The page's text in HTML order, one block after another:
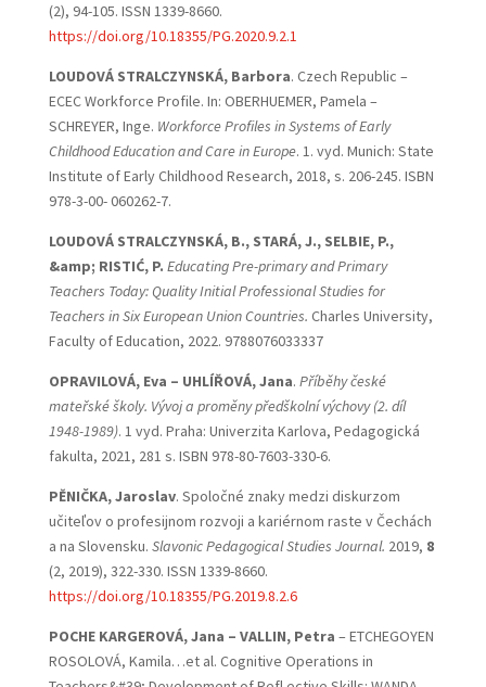
(2), 94-105. ISSN 1339-8660.
https://doi.org/10.18355/PG.2020.9.2.1
LOUDOVÁ STRALCZYNSKÁ, Barbora. Czech Republic –
ECEC Workforce Profile. In: OBERHUEMER, Pamela –
SCHREYER, Inge. Workforce Profiles in Systems of Early
Childhood Education and Care inEurope. 1. vyd. Munich: State
Institute of Early Childhood Research, 2018, s. 206-245. ISBN
978-3-00- 060262-7.
LOUDOVÁ STRALCZYNSKÁ, B., STARÁ, J., SELBIE, P.,
&amp; RISTIĆ, P. Educating Pre-primary and Primary
Teachers Today: Quality Initial Professional Studies for
Teachers in Six European Union Countries. Charles University,
Faculty of Education, 2022. 9788076033337
OPRAVILOVÁ, Eva – UHLÍŘOVÁ, Jana. Příběhy české
mateřské školy. Vývoj a proměny předškolnívýchovy (2. díl
1948-1989). 1 vyd. Praha: Univerzita Karlova, Pedagogická
fakulta, 2021, 281 s. ISBN 978-80-7603-330-6.
PĚNIČKA, Jaroslav. Spoločné znaky medzi diskurzom
učiteľov o profesijnom rozvoji a kariérnom raste v Čechách
a na Slovensku. Slavonic Pedagogical Studies Journal. 2019, 8
(2, 2019), 322-330. ISSN 1339-8660.
https://doi.org/10.18355/PG.2019.8.2.6
POCHE KARGEROVÁ, Jana – VALLIN, Petra – ETCHEGOYEN
ROSOLOVÁ, Kamila…et al. Cognitive Operations in